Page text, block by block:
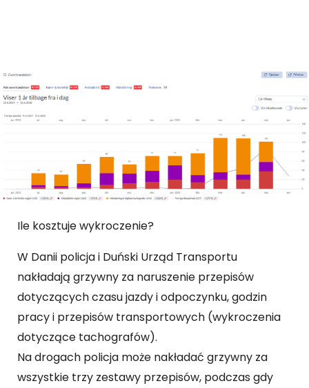
Ile kosztuje wykroczenie?
W Danii policja i Duński Urząd Transportu
nakładają grzywny za naruszenie przepisów
dotyczących czasu jazdy i odpoczynku, godzin
pracy i przepisów transportowych (wykroczenia
dotyczące tachografów).
Na drogach policja może nakładać grzywny za
wszystkie trzy zestawy przepisów, podczas gdy